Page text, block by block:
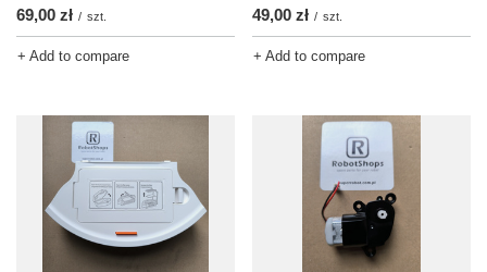
69,00 zł / szt.
+ Add to compare
49,00 zł / szt.
+ Add to compare